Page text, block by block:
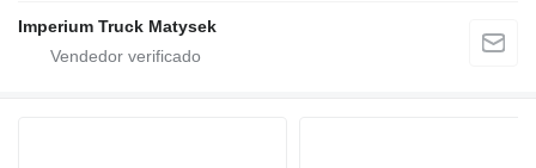
Imperium Truck Matysek